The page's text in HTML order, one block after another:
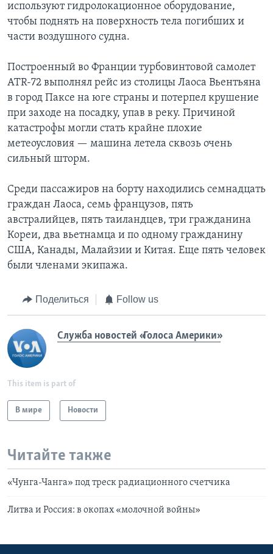
используют гидролокационное оборудование,
чтобы поднять на поверхность тела погибших и
части воздушного судна.
Построенный во Франции турбовинтовой самолет
ATR-72 выполнял рейс из столицы Лаоса Вьентьяна
в город Паксе на юге страны и потерпел крушение
при заходе на посадку, упав в реку. Причиной
катастрофы могли стать крайне плохие
метеоусловия — машина летела сквозь очень
сильный шторм.
Среди пассажиров на борту находились семнадцать
граждан Лаоса, семь французов, пять
австралийцев, пять таиландцев, три гражданина
Кореи, два вьетнамца и по одному гражданину
США, Канады, Малайзии и Китая. Еще пять человек
были членами экипажа.
Поделиться Follow us
Служба новостей «Голоса Америки»
This item is part of
В мире Новости
Читайте также
«Чунга-Чанга» под треск радиационного счетчика
Литва и Россия: в окопах «молочной войны»